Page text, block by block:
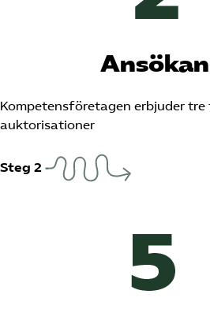
Ansökan
Kompetensföretagen erbjuder tre
auktorisationer
Steg 2